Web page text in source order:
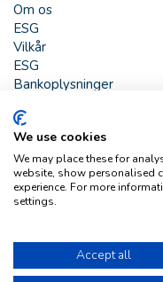
Om os
ESG
Vilkår
ESG
Bankoplysninger
HJÆLP
Buch & Holm A/S -
Tlf. +45 44 54 00 00 -
We use cookies
We may place these for
website, show personalised
experience. For more
settings.
Accept all